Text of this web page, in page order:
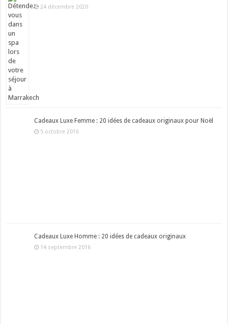
24 décembre 2020
Cadeaux Luxe Femme : 20 idées de cadeaux originaux pour Noël
5 octobre 2016
Cadeaux Luxe Homme : 20 idées de cadeaux originaux
14 septembre 2016